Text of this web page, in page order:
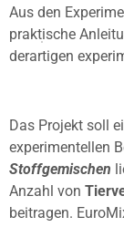
Aus den
praktische
derartigen
Das Projekt soll
experimentellen
Stoffgemischen
Anzahl von
beitragen.